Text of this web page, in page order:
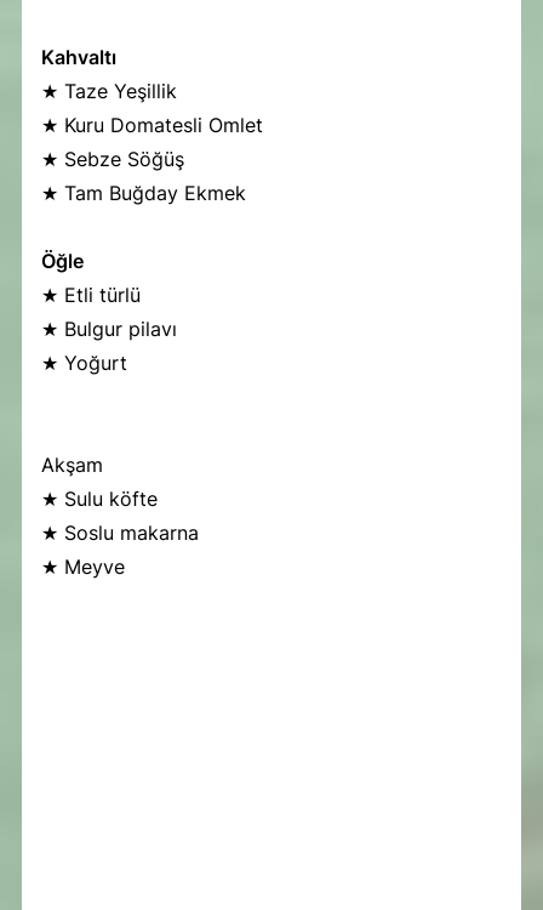
Kahvaltı
★ Taze Yeşillik
★ Kuru Domatesli Omlet
★ Sebze Söğüş
★ Tam Buğday Ekmek
Öğle
★ Etli türlü
★ Bulgur pilavı
★ Yoğurt
Akşam
★ Sulu köfte
★ Soslu makarna
★ Meyve